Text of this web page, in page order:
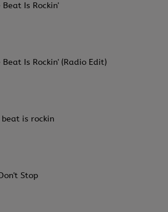
Beat Is Rockin'
Beat Is Rockin' (Radio Edit)
is rockin
Stop